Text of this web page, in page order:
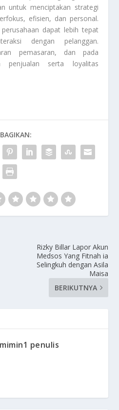
untuk menciptakan strategi
efisien, dan personal.
dapat lebih tepat
dengan pelanggan.
pemasaran, dan pada
penjualan serta loyalitas
Rizky Billar Lapor Akun
Medsos Yang Fitnah ia
Selingkuh dengan Asila
Maisa
BERIKUTNYA
mimin1 penulis